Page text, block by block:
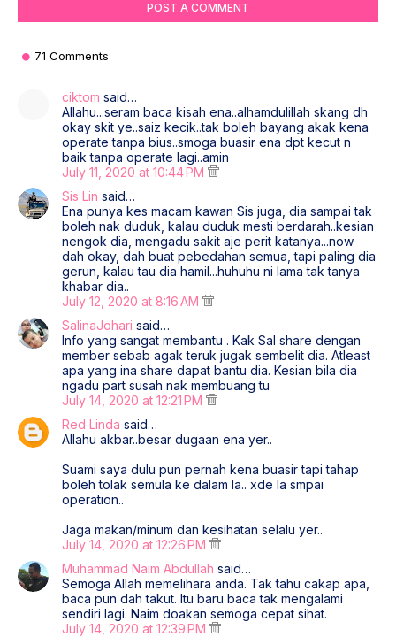
POST A COMMENT
71 Comments
ciktom said…
Allahu...seram baca kisah ena..alhamdulillah skang dh
okay skit ye..saiz kecik..tak boleh bayang akak kena
operate tanpa bius..smoga buasir ena dpt kecut n
baik tanpa operate lagi..amin
July 11, 2020 at 10:44 PM
Sis Lin said…
Ena punya kes macam kawan Sis juga, dia sampai tak
boleh nak duduk, kalau duduk mesti berdarah..kesian
nengok dia, mengadu sakit aje perit katanya...now
dah okay, dah buat pebedahan semua, tapi paling dia
gerun, kalau tau dia hamil...huhuhu ni lama tak tanya
khabar dia..
July 12, 2020 at 8:16 AM
SalinaJohari said…
Info yang sangat membantu . Kak Sal share dengan
member sebab agak teruk jugak sembelit dia. Atleast
apa yang ina share dapat bantu dia. Kesian bila dia
ngadu part susah nak membuang tu
July 14, 2020 at 12:21 PM
Red Linda said…
Allahu akbar..besar dugaan ena yer..
Suami saya dulu pun pernah kena buasir tapi tahap
boleh tolak semula ke dalam la.. xde la smpai
operation..
Jaga makan/minum dan kesihatan selalu yer..
July 14, 2020 at 12:26 PM
Muhammad Naim Abdullah said…
Semoga Allah memelihara anda. Tak tahu cakap apa,
baca pun dah takut. Itu baru baca tak mengalami
sendiri lagi. Naim doakan semoga cepat sihat.
July 14, 2020 at 12:39 PM